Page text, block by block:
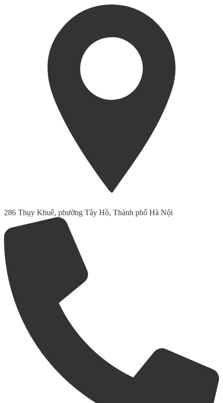
286 Thụy Khuê, phường Tây Hồ, Thành phố Hà Nội